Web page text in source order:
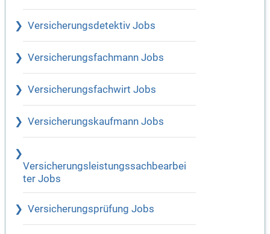
Versicherungsdetektiv Jobs
Versicherungsfachmann Jobs
Versicherungsfachwirt Jobs
Versicherungskaufmann Jobs
Versicherungsleistungssachbearbei
ter Jobs
Versicherungsprüfung Jobs